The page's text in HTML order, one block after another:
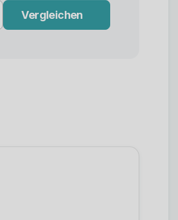
Vergleichen